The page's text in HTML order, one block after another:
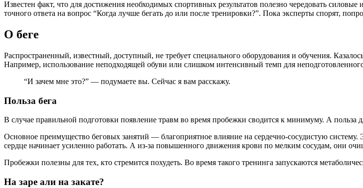
Известен факт, что для достижения необходимых спортивных результатов полезно чередовать
точного ответа на вопрос “Когда лучше бегать до или после тренировки?”. Пока эксперты спорят,
О беге
Распространенный, известный, доступный, не требует специального оборудования и обучения.
Например, использование неподходящей обуви или слишком интенсивный темп для
“И зачем мне это?” — подумаете вы. Сейчас я вам расскажу.
Польза бега
В случае правильной подготовки появление травм во время пробежки сводится к минимуму. А польза
Основное преимущество беговых занятий — благоприятное влияние на сердечно-сосудистую систему.
сердце начинает усиленно работать. А из-за повышенного движения крови по мелким сосудам, они
Пробежки полезны для тех, кто стремится похудеть. Во время такого тренинга запускаются
На заре али на закате?